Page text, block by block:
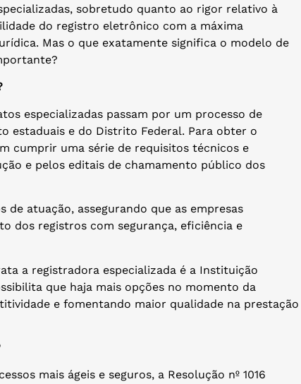
sobretudo quanto ao rigor relativo à
do registro eletrônico com a máxima
Mas o que exatamente significa o modelo de
especializadas passam por um processo de
estaduais e do Distrito Federal. Para obter o
cumprir uma série de requisitos técnicos e
e pelos editais de chamamento público dos
de atuação, assegurando que as empresas
dos registros com segurança, eficiência e
a registradora especializada é a Instituição
que haja mais opções no momento da
e fomentando maior qualidade na prestação
mais ágeis e seguros, a Resolução nº 1016